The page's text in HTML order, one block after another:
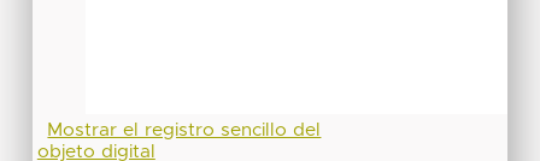
Mostrar el registro sencillo del
objeto digital